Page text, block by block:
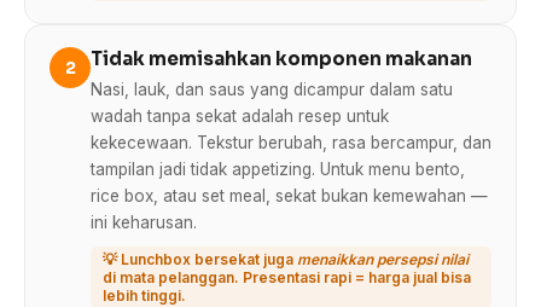
2 Tidak memisahkan komponen makanan
Nasi, lauk, dan saus yang dicampur dalam satu
wadah tanpa sekat adalah resep untuk
kekecewaan. Tekstur berubah, rasa bercampur, dan
tampilan jadi tidak appetizing. Untuk menu bento,
rice box, atau set meal, sekat bukan kemewahan —
ini keharusan.
💡 Lunchbox bersekat juga menaikkan persepsi nilai
di mata pelanggan. Presentasi rapi = harga jual bisa
lebih tinggi.